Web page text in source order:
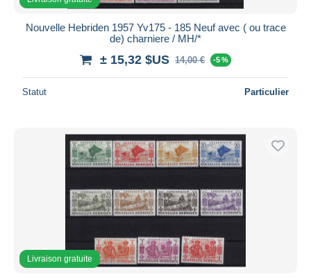
Nouvelle Hebriden 1957 Yv175 - 185 Neuf avec ( ou trace
de) charniere / MH/*
± 15,32 $US 14,00 € -5 %
Statut Particulier
Livraison gratuite